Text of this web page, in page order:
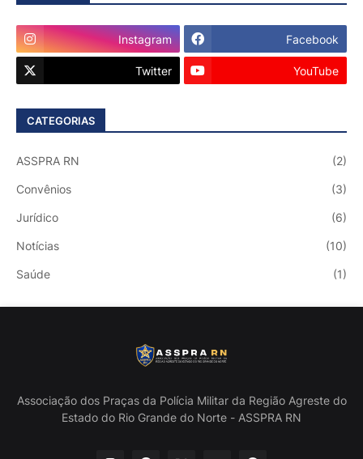
Instagram Facebook
Twitter YouTube
CATEGORIAS
ASSPRA RN (2)
Convênios (3)
Jurídico (6)
Notícias (10)
Saúde (1)
Associação dos Praças da Polícia Militar da Região Agreste do
Estado do Rio Grande do Norte - ASSPRA RN